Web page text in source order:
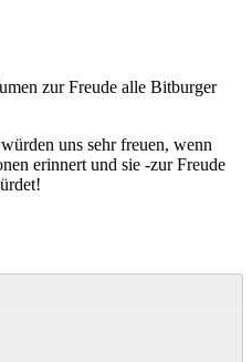
zur Freude alle Bitburger
uns sehr freuen, wenn
erinnert und sie -zur Freude